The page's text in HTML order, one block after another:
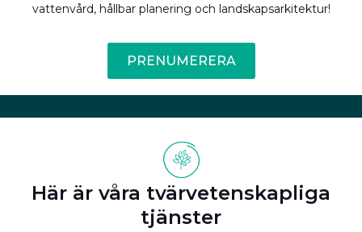
vattenvård, hållbar planering och landskapsarkitektur!
PRENUMERERA
Här är våra tvärvetenskapliga
tjänster